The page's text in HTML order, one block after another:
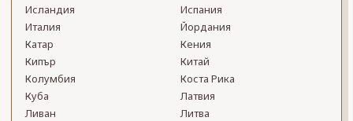
Исландия
Испания
Италия
Йордания
Катар
Кения
Кипър
Китай
Колумбия
Коста Рика
Куба
Латвия
Ливан
Литва